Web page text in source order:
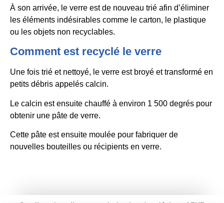
À son arrivée, le verre est de nouveau trié afin d’éliminer
les éléments indésirables comme le carton, le plastique
ou les objets non recyclables.
Comment est recyclé le verre
Une fois trié et nettoyé, le verre est broyé et transformé en
petits débris appelés calcin.
Le calcin est ensuite chauffé à environ 1 500 degrés pour
obtenir une pâte de verre.
Cette pâte est ensuite moulée pour fabriquer de
nouvelles bouteilles ou récipients en verre.